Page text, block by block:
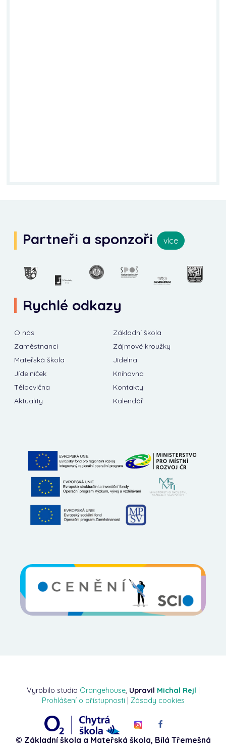
Partneři a sponzoři více
Rychlé odkazy
O nás
Základní škola
Zaměstnanci
Zájmové kroužky
Mateřská škola
Jídelna
Jídelníček
Knihovna
Tělocvična
Kontakty
Aktuality
Kalendář
Vyrobilo studio Orangehouse, Upravil Michal Rejl |
Prohlášení o přístupnosti | Zásady cookies
© Základní škola a Mateřská škola, Bílá Třemešná